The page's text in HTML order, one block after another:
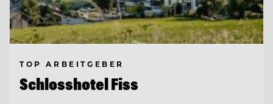
TOP ARBEITGEBER
Schlosshotel Fiss